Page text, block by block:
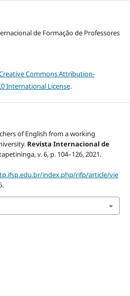
de Formação de Professores
Commons Attribution-
International License.
of English from a working
Revista Internacional de
v. 6, p. 104–126, 2021.
index.php/rifp/article/vie